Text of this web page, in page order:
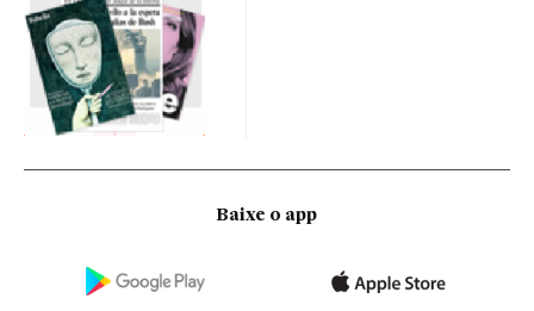
Baixe o app